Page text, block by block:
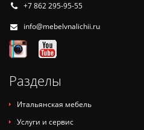
+7 862 295-95-55
info@mebelvnalichii.ru
Разделы
Итальянская мебель
Услуги и сервис